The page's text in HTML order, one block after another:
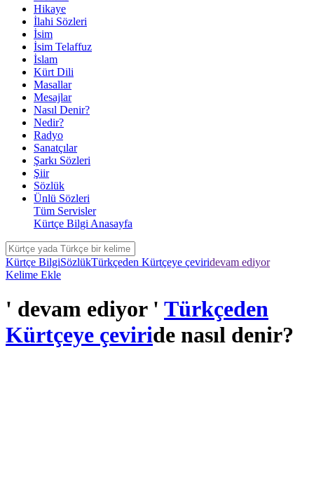
Hikaye
İlahi Sözleri
İsim
İsim Telaffuz
İslam
Kürt Dili
Masallar
Mesajlar
Nasıl Denir?
Nedir?
Radyo
Sanatçılar
Şarkı Sözleri
Şiir
Sözlük
Ünlü Sözleri
Tüm Servisler
Kürtçe Bilgi Anasayfa
Kürtçe BilgiSözlükTürkçeden Kürtçeye çeviridevam ediyor
Kelime Ekle
' devam ediyor ' Türkçeden
Kürtçeye çeviride nasıl denir?